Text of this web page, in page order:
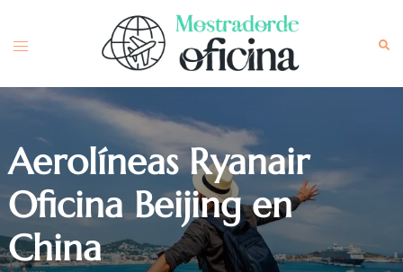
content
Toggle
Aerolíneas Ryanair
Oficina Beijing en
China